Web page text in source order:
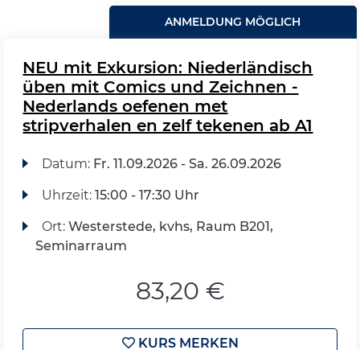
ANMELDUNG MÖGLICH
NEU mit Exkursion: Niederländisch
üben mit Comics und Zeichnen -
Nederlands oefenen met
stripverhalen en zelf tekenen ab A1
Datum: Fr. 11.09.2026 - Sa. 26.09.2026
Uhrzeit: 15:00 - 17:30 Uhr
Ort: Westerstede, kvhs, Raum B201,
Seminarraum
83,20 €
KURS MERKEN